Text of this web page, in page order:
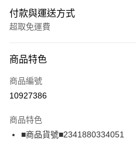
付款與運送方式
超取免運費
信用卡一次付款
超商取貨付款
Apple Pay
商品特色
商品編號
10927386
商品特色
■商品貨號■2341880334051